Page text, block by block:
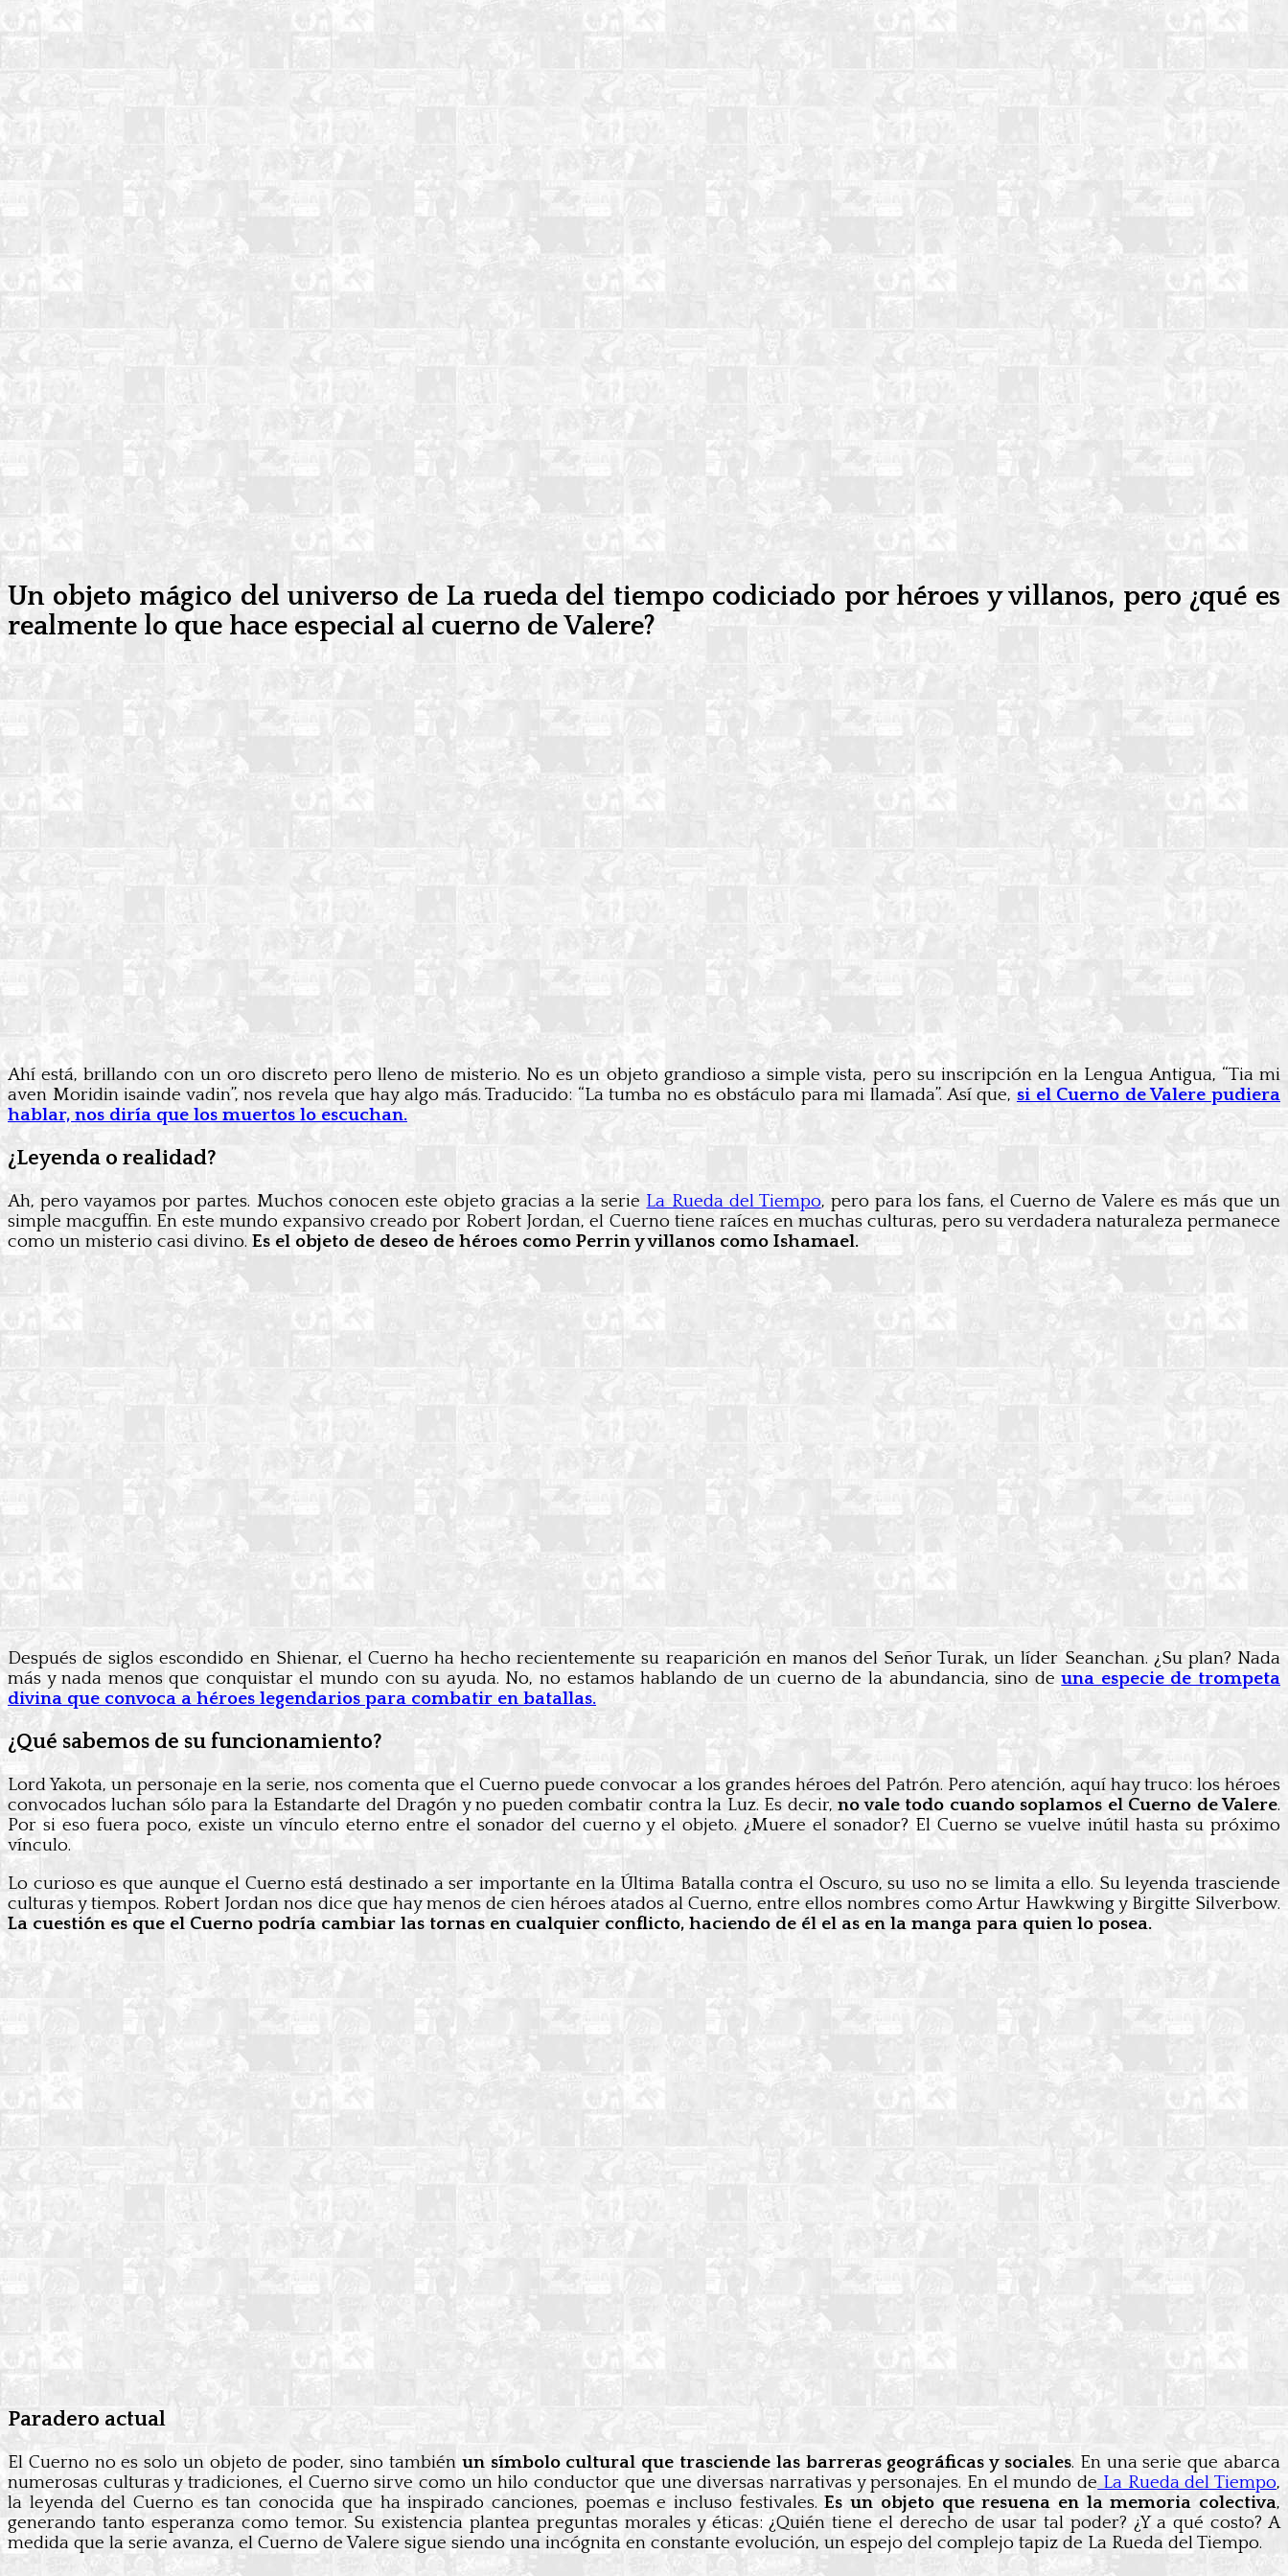
Un objeto mágico del universo de La rueda del tiempo codiciado por héroes y villanos, pero ¿qué es
realmente lo que hace especial al cuerno de Valere?
Ahí está, brillando con un oro discreto pero lleno de misterio. No es un objeto grandioso a simple vista, pero su inscripción en la Lengua Antigua, “Tia mi
aven Moridin isainde vadin”, nos revela que hay algo más. Traducido: “La tumba no es obstáculo para mi llamada”. Así que, si el Cuerno de Valere pudiera
hablar, nos diría que los muertos lo escuchan.
¿Leyenda o realidad?
Ah, pero vayamos por partes. Muchos conocen este objeto gracias a la serie La Rueda del Tiempo, pero para los fans, el Cuerno de Valere es más que un
simple macguffin. En este mundo expansivo creado por Robert Jordan, el Cuerno tiene raíces en muchas culturas, pero su verdadera naturaleza permanece
como un misterio casi divino.Es el objeto de deseo de héroes como Perrin y villanos como Ishamael.
Después de siglos escondido en Shienar, el Cuerno ha hecho recientemente su reaparición en manos del Señor Turak, un líder Seanchan. ¿Su plan? Nada
más y nada menos que conquistar el mundo con su ayuda. No, no estamos hablando de un cuerno de la abundancia, sino deuna especie de trompeta
divina que convoca a héroes legendarios para combatir en batallas.
¿Qué sabemos de su funcionamiento?
Lord Yakota, un personaje en la serie, nos comenta que el Cuerno puede convocar a los grandes héroes del Patrón. Pero atención, aquí hay truco: los héroes
convocados luchan sólo para la Estandarte del Dragón y no pueden combatir contra la Luz. Es decir,no vale todo cuando soplamos el Cuerno de Valere.
Por si eso fuera poco, existe un vínculo eterno entre el sonador del cuerno y el objeto. ¿Muere el sonador? El Cuerno se vuelve inútil hasta su próximo
vínculo.
Lo curioso es que aunque el Cuerno está destinado a ser importante en la Última Batalla contra el Oscuro, su uso no se limita a ello. Su leyenda trasciende
culturas y tiempos. Robert Jordan nos dice que hay menos de cien héroes atados al Cuerno, entre ellos nombres como Artur Hawkwing y Birgitte Silverbow.
La cuestión es que el Cuerno podría cambiar las tornas en cualquier conflicto, haciendo de él el as en la manga para quien lo posea.
Paradero actual
El Cuerno no es solo un objeto de poder, sino también un símbolo cultural que trasciende las barreras geográficas y sociales. En una serie que abarca
numerosas culturas y tradiciones, el Cuerno sirve como un hilo conductor que une diversas narrativas y personajes. En el mundo de La Rueda del Tiempo,
la leyenda del Cuerno es tan conocida que ha inspirado canciones, poemas e incluso festivales.Es un objeto que resuena en la memoria colectiva,
generando tanto esperanza como temor. Su existencia plantea preguntas morales y éticas: ¿Quién tiene el derecho de usar tal poder? ¿Y a qué costo? A
medida que la serie avanza, el Cuerno de Valere sigue siendo una incógnita en constante evolución, un espejo del complejo tapiz de La Rueda del Tiempo.